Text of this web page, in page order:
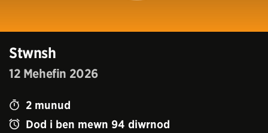
Stwnsh
12 Mehefin 2026
2 munud
Dod i ben mewn 94 diwrnod